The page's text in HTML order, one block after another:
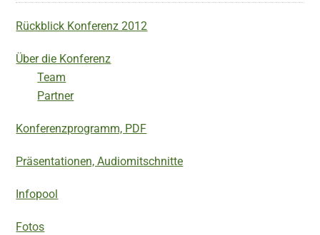
Rückblick Konferenz 2012
Über die Konferenz
Team
Partner
Konferenzprogramm, PDF
Präsentationen, Audiomitschnitte
Infopool
Fotos